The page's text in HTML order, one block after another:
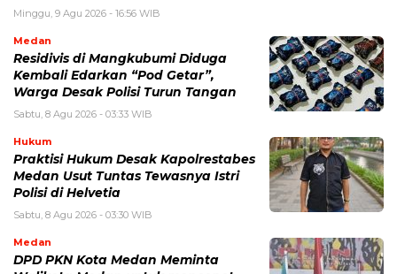
Minggu, 9 Agu 2026 - 16:56 WIB
Medan
Residivis di Mangkubumi Diduga
Kembali Edarkan “Pod Getar”,
Warga Desak Polisi Turun Tangan
Sabtu, 8 Agu 2026 - 03:33 WIB
Hukum
Praktisi Hukum Desak Kapolrestabes
Medan Usut Tuntas Tewasnya Istri
Polisi di Helvetia
Sabtu, 8 Agu 2026 - 03:30 WIB
Medan
DPD PKN Kota Medan Meminta